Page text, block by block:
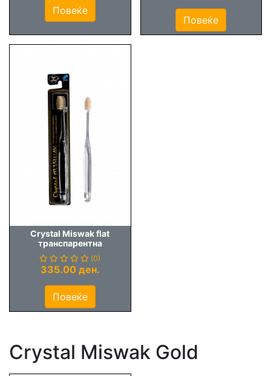
Повеќе
Повеќе
Crystal Miswak flat
транспарентна
(0)
335.00 ден.
Повеќе
Crystal Miswak Gold